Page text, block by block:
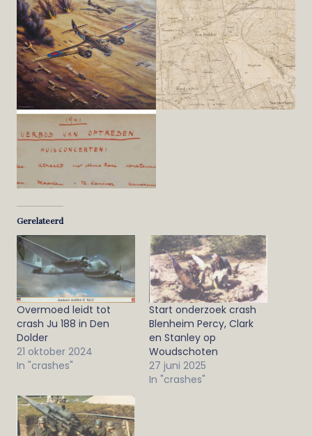
Gerelateerd
Overmoed leidt tot
crash Ju 188 in Den
Dolder
21 oktober 2024
In "crashes"
Start onderzoek crash
Blenheim Percy, Clark
en Stanley op
Woudschoten
27 juni 2025
In "crashes"